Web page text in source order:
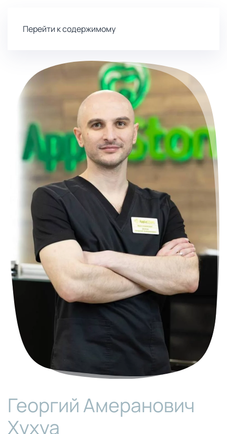
Перейти к содержимому
Георгий Амеранович
Хухуа